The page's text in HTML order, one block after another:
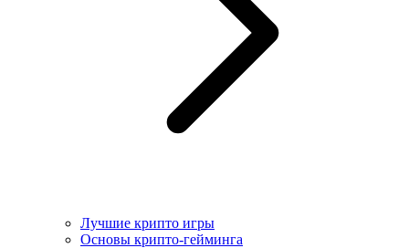
Лучшие крипто игры
Основы крипто-гейминга